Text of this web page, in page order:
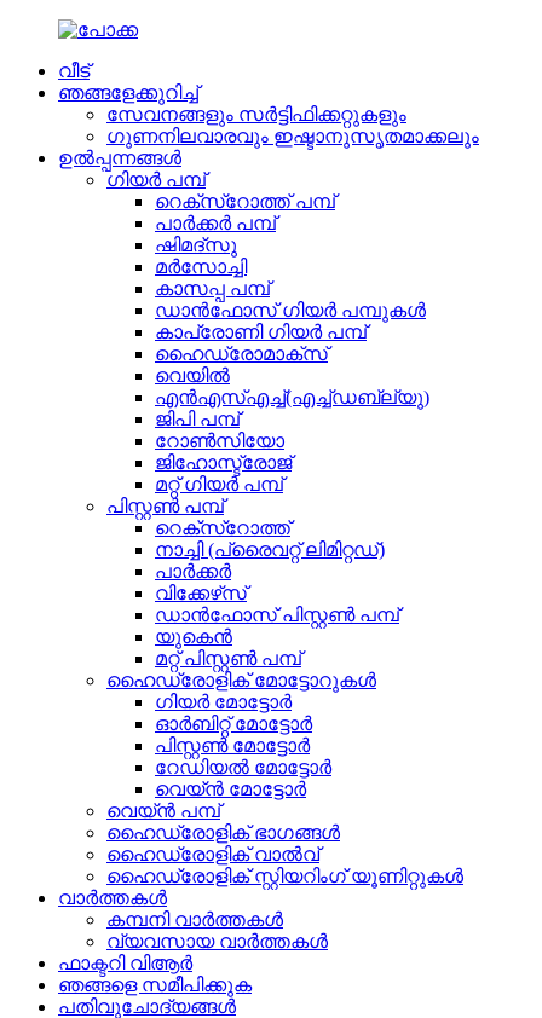
വീട്
ഞങ്ങളേക്കുറിച്ച്
സേവനങ്ങളും സർട്ടിഫിക്കറ്റുകളും
ഗുണനിലവാരവും ഇഷ്ടാനുസൃതമാക്കലും
ഉൽപ്പന്നങ്ങൾ
ഗിയർ പമ്പ്
റെക്സ്‌റോത്ത് പമ്പ്
പാർക്കർ പമ്പ്
ഷിമദ്സു
മർസോച്ചി
കാസപ്പ പമ്പ്
ഡാൻഫോസ് ഗിയർ പമ്പുകൾ
കാപ്രോണി ഗിയർ പമ്പ്
ഹൈഡ്രോമാക്സ്
വെയിൽ
എൻ‌എസ്‌എച്ച്(എച്ച്ഡബ്ല്യു)
ജിപി പമ്പ്
റോൺസിയോ
ജിഹോസ്ട്രോജ്
മറ്റ് ഗിയർ പമ്പ്
പിസ്റ്റൺ പമ്പ്
റെക്സ്റോത്ത്
നാച്ചി (പ്രൈവറ്റ് ലിമിറ്റഡ്)
പാർക്കർ
വിക്കേഴ്‌സ്
ഡാൻഫോസ് പിസ്റ്റൺ പമ്പ്
യുകെൻ
മറ്റ് പിസ്റ്റൺ പമ്പ്
ഹൈഡ്രോളിക് മോട്ടോറുകൾ
ഗിയർ മോട്ടോർ
ഓർബിറ്റ് മോട്ടോർ
പിസ്റ്റൺ മോട്ടോർ
റേഡിയൽ മോട്ടോർ
വെയ്ൻ മോട്ടോർ
വെയ്ൻ പമ്പ്
ഹൈഡ്രോളിക് ഭാഗങ്ങൾ
ഹൈഡ്രോളിക് വാൽവ്
ഹൈഡ്രോളിക് സ്റ്റിയറിംഗ് യൂണിറ്റുകൾ
വാർത്തകൾ
കമ്പനി വാർത്തകൾ
വ്യവസായ വാർത്തകൾ
ഫാക്ടറി വിആർ
ഞങ്ങളെ സമീപിക്കുക
പതിവുചോദ്യങ്ങൾ